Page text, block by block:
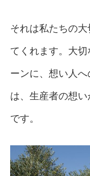
それは私たちの
てくれます。大
ーンに、想い人
は、生産者の想
です。